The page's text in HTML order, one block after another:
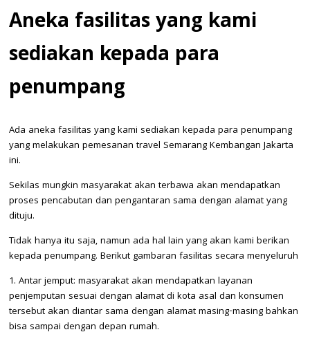
Aneka fasilitas yang kami
sediakan kepada para
penumpang
Ada aneka fasilitas yang kami sediakan kepada para penumpang
yang melakukan pemesanan travel Semarang Kembangan Jakarta
ini.
Sekilas mungkin masyarakat akan terbawa akan mendapatkan
proses pencabutan dan pengantaran sama dengan alamat yang
dituju.
Tidak hanya itu saja, namun ada hal lain yang akan kami berikan
kepada penumpang. Berikut gambaran fasilitas secara menyeluruh
1. Antar jemput: masyarakat akan mendapatkan layanan
penjemputan sesuai dengan alamat di kota asal dan konsumen
tersebut akan diantar sama dengan alamat masing-masing bahkan
bisa sampai dengan depan rumah.